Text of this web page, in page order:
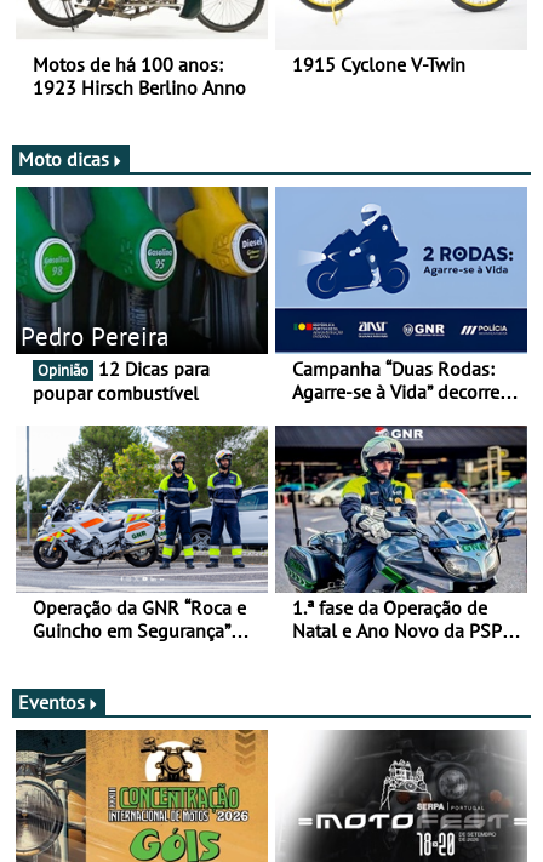
Motos de há 100 anos:
1923 Hirsch Berlino Anno
1915 Cyclone V-Twin
Moto dicas
Pedro Pereira
Opinião
poupar combustível
Campanha “Duas Rodas:
Agarre-se à Vida” decorre
Operação da GNR “Roca e
Guincho em Segurança”
1.ª fase da Operação de
Natal e Ano Novo da PSP e
Eventos